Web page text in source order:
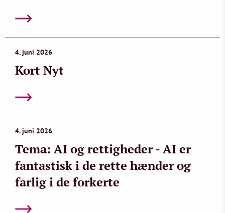
4. juni 2026
Kort Nyt
4. juni 2026
Tema: AI og rettigheder - AI er
fantastisk i de rette hænder og
farlig i de forkerte